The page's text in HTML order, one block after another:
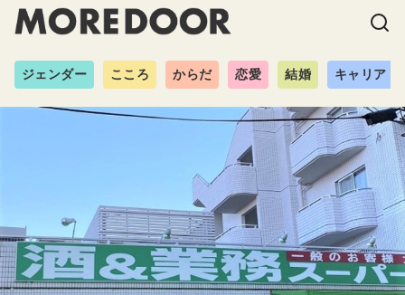
ジェンダー こころ からだ 恋愛 結婚 キャリア